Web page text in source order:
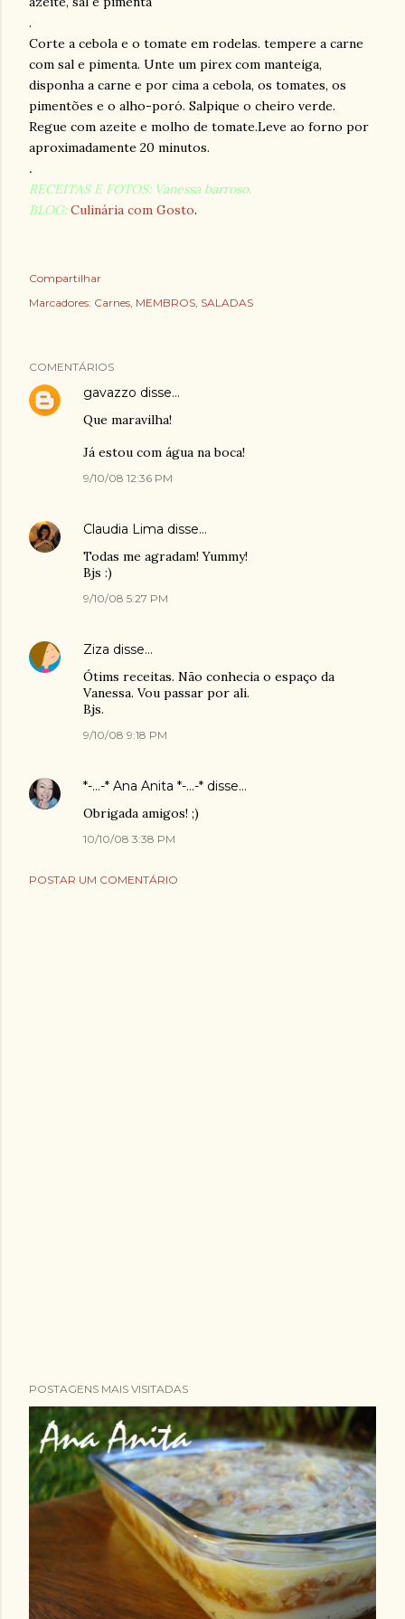
.
Corte a cebola e o tomate em rodelas. tempere a carne
com sal e pimenta. Unte um pirex com manteiga,
disponha a carne e por cima a cebola, os tomates, os
pimentões e o alho-poró. Salpique o cheiro verde.
Regue com azeite e molho de tomate.Leve ao forno por
aproximadamente 20 minutos.
.
RECEITAS E FOTOS: Vanessa barroso.
BLOG: Culinária com Gosto.
Compartilhar
Marcadores: Carnes MEMBROS SALADAS
COMENTÁRIOS
gavazzo disse…
Que maravilha!
Já estou com água na boca!
9/10/08 12:36 PM
Claudia Lima disse…
Todas me agradam! Yummy!
Bjs :)
9/10/08 5:27 PM
Ziza disse…
Ótims receitas. Não conhecia o espaço da
Vanessa. Vou passar por ali.
Bjs.
9/10/08 9:18 PM
*-...-* Ana Anita *-...-* disse…
Obrigada amigos! ;)
10/10/08 3:38 PM
POSTAR UM COMENTÁRIO
POSTAGENS MAIS VISITADAS